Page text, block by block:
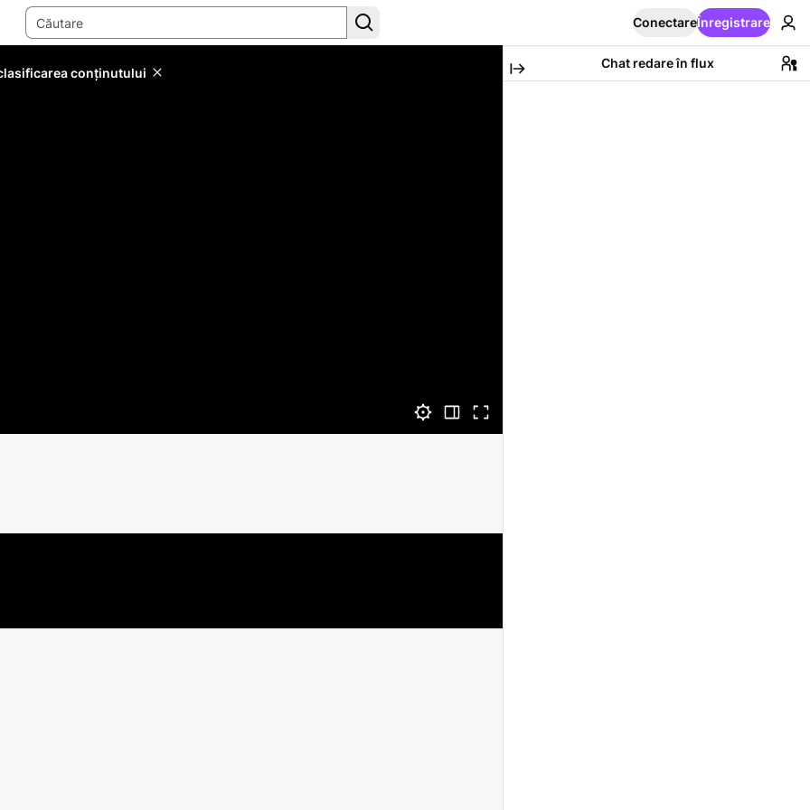
ConectareÎnregistrare
conținutului
Chat redare în flux